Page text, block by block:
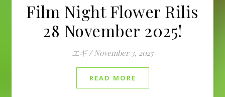
Film Night Flower Rilis
28 November 2025!
エギ / November 3, 2025
READ MORE